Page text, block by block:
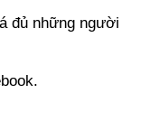
đủ những người